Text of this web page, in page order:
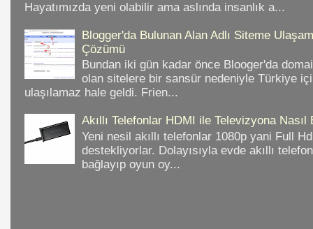
Hayatımızda yeni olabilir ama aslında insanlık a...
Blogger'da Bulunan Alan Adlı Siteme
Çözümü
Bundan iki gün kadar önce Blooger'da
olan sitelere bir sansür nedeniyle Türkiye
ulaşılamaz hale geldi. Frien...
Akıllı Telefonlar HDMI ile Televizyona Nasıl
Yeni nesil akıllı telefonlar 1080p yani Full
destekliyorlar. Dolayısıyla evde akıllı
bağlayıp oyun oy...